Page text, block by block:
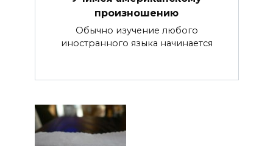
произношению
Обычно изучение любого
иностранного языка начинается